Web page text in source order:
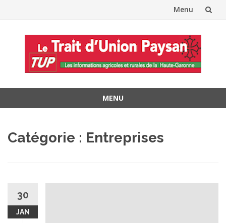
Menu
contenu
MENU
contenu
Catégorie : Entreprises
30
JAN